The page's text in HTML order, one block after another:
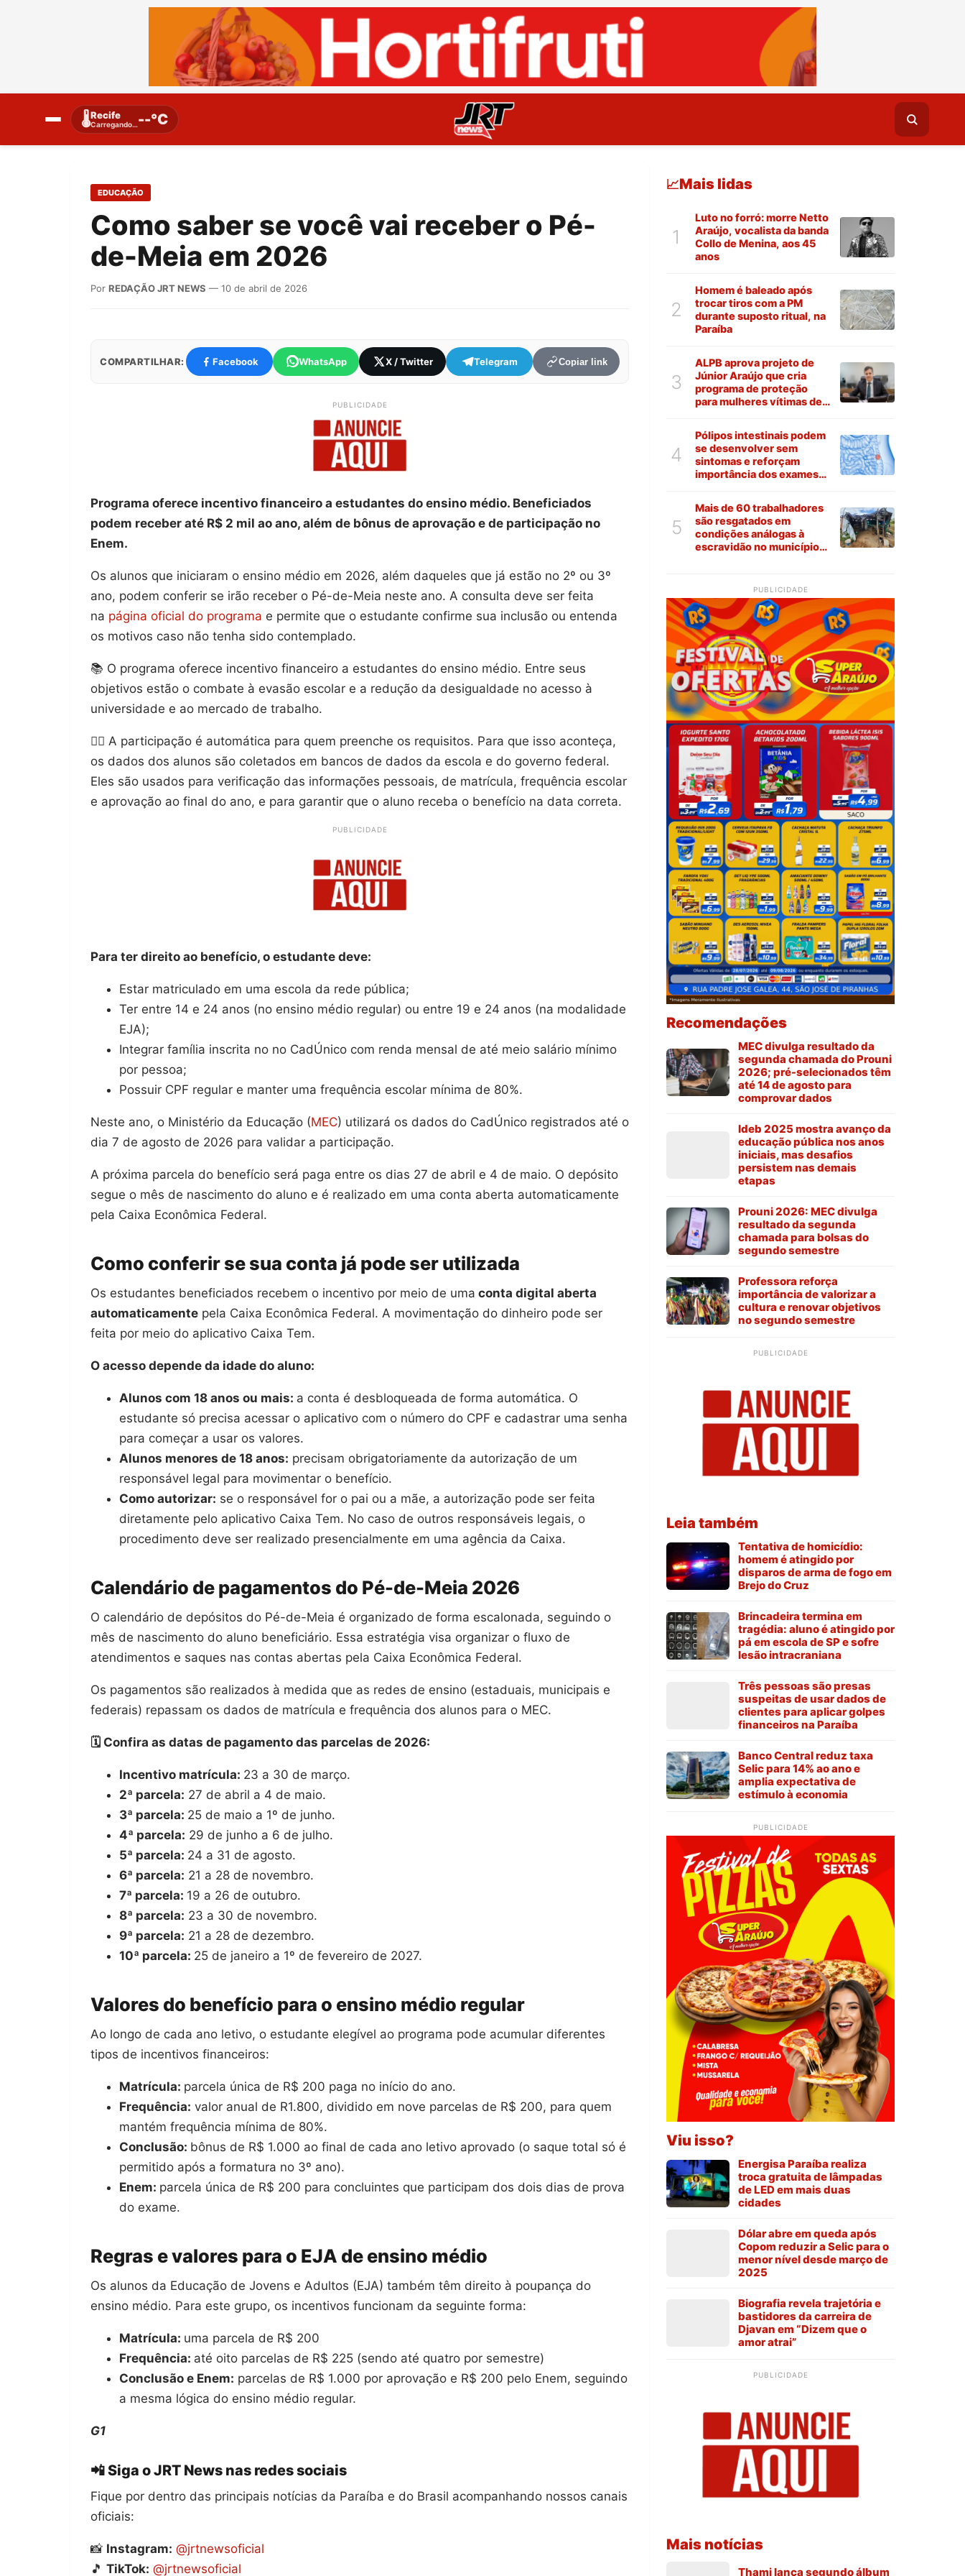
🌡️Recife
Carregando…--°C
EDUCAÇÃO
Como saber se você vai receber o Pé-
de-Meia em 2026
Por REDAÇÃO JRT NEWS — 10 de abril de 2026
COMPARTILHAR: Facebook WhatsApp X / Twitter Telegram Copiar link
PUBLICIDADE
Programa oferece incentivo financeiro a estudantes do ensino médio. Beneficiados
podem receber até R$ 2 mil ao ano, além de bônus de aprovação e de participação no
Enem.
Os alunos que iniciaram o ensino médio em 2026, além daqueles que já estão no 2º ou 3º
ano, podem conferir se irão receber o Pé-de-Meia neste ano. A consulta deve ser feita
na página oficial do programa e permite que o estudante confirme sua inclusão ou entenda
os motivos caso não tenha sido contemplado.
📚 O programa oferece incentivo financeiro a estudantes do ensino médio. Entre seus
objetivos estão o combate à evasão escolar e a redução da desigualdade no acesso à
universidade e ao mercado de trabalho.
👉🏾 A participação é automática para quem preenche os requisitos. Para que isso aconteça,
os dados dos alunos são coletados em bancos de dados da escola e do governo federal.
Eles são usados para verificação das informações pessoais, de matrícula, frequência escolar
e aprovação ao final do ano, e para garantir que o aluno receba o benefício na data correta.
PUBLICIDADE
Para ter direito ao benefício, o estudante deve:
Estar matriculado em uma escola da rede pública;
Ter entre 14 e 24 anos (no ensino médio regular) ou entre 19 e 24 anos (na modalidade
EJA);
Integrar família inscrita no no CadÚnico com renda mensal de até meio salário mínimo
por pessoa;
Possuir CPF regular e manter uma frequência escolar mínima de 80%.
Neste ano, o Ministério da Educação (MEC) utilizará os dados do CadÚnico registrados até o
dia 7 de agosto de 2026 para validar a participação.
A próxima parcela do benefício será paga entre os dias 27 de abril e 4 de maio. O depósito
segue o mês de nascimento do aluno e é realizado em uma conta aberta automaticamente
pela Caixa Econômica Federal.
Como conferir se sua conta já pode ser utilizada
Os estudantes beneficiados recebem o incentivo por meio de uma conta digital aberta
automaticamente pela Caixa Econômica Federal. A movimentação do dinheiro pode ser
feita por meio do aplicativo Caixa Tem.
O acesso depende da idade do aluno:
Alunos com 18 anos ou mais: a conta é desbloqueada de forma automática. O
estudante só precisa acessar o aplicativo com o número do CPF e cadastrar uma senha
para começar a usar os valores.
Alunos menores de 18 anos: precisam obrigatoriamente da autorização de um
responsável legal para movimentar o benefício.
Como autorizar: se o responsável for o pai ou a mãe, a autorização pode ser feita
diretamente pelo aplicativo Caixa Tem. No caso de outros responsáveis legais, o
procedimento deve ser realizado presencialmente em uma agência da Caixa.
Calendário de pagamentos do Pé-de-Meia 2026
O calendário de depósitos do Pé-de-Meia é organizado de forma escalonada, seguindo o
mês de nascimento do aluno beneficiário. Essa estratégia visa organizar o fluxo de
atendimentos e saques nas contas abertas pela Caixa Econômica Federal.
Os pagamentos são realizados à medida que as redes de ensino (estaduais, municipais e
federais) repassam os dados de matrícula e frequência dos alunos para o MEC.
🗓️ Confira as datas de pagamento das parcelas de 2026:
Incentivo matrícula: 23 a 30 de março.
2ª parcela: 27 de abril a 4 de maio.
3ª parcela: 25 de maio a 1º de junho.
4ª parcela: 29 de junho a 6 de julho​.
5ª parcela: 24 a 31 de agosto.
6ª parcela: 21 a 28 de novembro.​
7ª parcela: 19 a 26 de outubro.
8ª parcela: 23 a 30 de novembro.
9ª parcela: 21 a 28 de dezembro.
10ª parcela: 25 de janeiro a 1º de fevereiro de 2027​.
Valores do benefício para o ensino médio regular
Ao longo de cada ano letivo, o estudante elegível ao programa pode acumular diferentes
tipos de incentivos financeiros:
Matrícula: parcela única de R$ 200 paga no início do ano.
Frequência: valor anual de R1.800, dividido em nove parcelas de R$ 200, para quem
mantém frequência mínima de 80%.
Conclusão: bônus de R$ 1.000 ao final de cada ano letivo aprovado (o saque total só é
permitido após a formatura no 3º ano).
Enem: parcela única de R$ 200 para concluintes que participam dos dois dias de prova
do exame.
Regras e valores para o EJA de ensino médio
Os alunos da Educação de Jovens e Adultos (EJA) também têm direito à poupança do
ensino médio. Para este grupo, os incentivos funcionam da seguinte forma:
Matrícula: uma parcela de R$ 200
Frequência: até oito parcelas de R$ 225 (sendo até quatro por semestre)
Conclusão e Enem: parcelas de R$ 1.000 por aprovação e R$ 200 pelo Enem, seguindo
a mesma lógica do ensino médio regular.
G1
📲 Siga o JRT News nas redes sociais
Fique por dentro das principais notícias da Paraíba e do Brasil acompanhando nossos canais
oficiais:
📸 Instagram: @jrtnewsoficial
🎵 TikTok: @jrtnewsoficial
📈Mais lidas
1
Luto no forró: morre Netto
Araújo, vocalista da banda
Collo de Menina, aos 45
anos
2
Homem é baleado após
trocar tiros com a PM
durante suposto ritual, na
Paraíba
3
ALPB aprova projeto de
Júnior Araújo que cria
programa de proteção
para mulheres vítimas de
4
Pólipos intestinais podem
se desenvolver sem
sintomas e reforçam
importância dos exames
5
Mais de 60 trabalhadores
são resgatados em
condições análogas à
escravidão no município
PUBLICIDADE
Recomendações
MEC divulga resultado da
segunda chamada do Prouni
2026; pré-selecionados têm
até 14 de agosto para
comprovar dados
Ideb 2025 mostra avanço da
educação pública nos anos
iniciais, mas desafios
persistem nas demais
etapas
Prouni 2026: MEC divulga
resultado da segunda
chamada para bolsas do
segundo semestre
Professora reforça
importância de valorizar a
cultura e renovar objetivos
no segundo semestre
PUBLICIDADE
Leia também
Tentativa de homicídio:
homem é atingido por
disparos de arma de fogo em
Brejo do Cruz
Brincadeira termina em
tragédia: aluno é atingido por
pá em escola de SP e sofre
lesão intracraniana
Três pessoas são presas
suspeitas de usar dados de
clientes para aplicar golpes
financeiros na Paraíba
Banco Central reduz taxa
Selic para 14% ao ano e
amplia expectativa de
estímulo à economia
PUBLICIDADE
Viu isso?
Energisa Paraíba realiza
troca gratuita de lâmpadas
de LED em mais duas
cidades
Dólar abre em queda após
Copom reduzir a Selic para o
menor nível desde março de
2025
Biografia revela trajetória e
bastidores da carreira de
Djavan em “Dizem que o
amor atrai”
PUBLICIDADE
Mais notícias
Thami lança segundo álbum